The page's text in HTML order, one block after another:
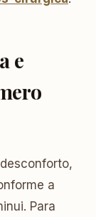
e
a
Para